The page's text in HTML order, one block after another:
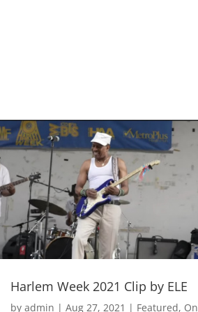
Harlem Week 2021 Clip by ELE
by admin | Aug 27, 2021 | Featured, On